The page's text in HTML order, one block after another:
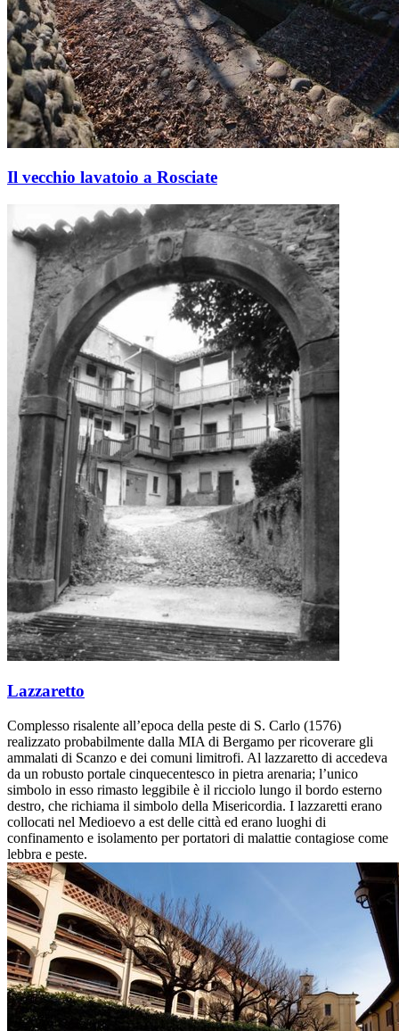
Il vecchio lavatoio a Rosciate
Lazzaretto
Complesso risalente all’epoca della peste di S. Carlo (1576)
realizzato probabilmente dalla MIA di Bergamo per ricoverare gli
ammalati di Scanzo e dei comuni limitrofi. Al lazzaretto di accedeva
da un robusto portale cinquecentesco in pietra arenaria; l’unico
simbolo in esso rimasto leggibile è il ricciolo lungo il bordo esterno
destro, che richiama il simbolo della Misericordia. I lazzaretti erano
collocati nel Medioevo a est delle città ed erano luoghi di
confinamento e isolamento per portatori di malattie contagiose come
lebbra e peste.